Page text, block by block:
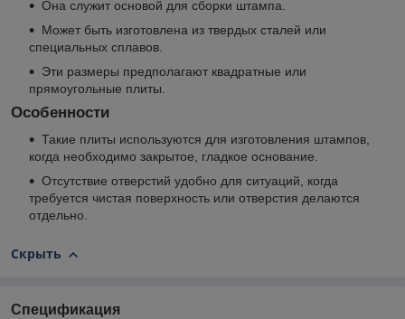
Она служит основой для сборки штампа.
Может быть изготовлена из твердых сталей или
специальных сплавов.
Эти размеры предполагают квадратные или
прямоугольные плиты.
Особенности
Такие плиты используются для изготовления штампов,
когда необходимо закрытое, гладкое основание.
Отсутствие отверстий удобно для ситуаций, когда
требуется чистая поверхность или отверстия делаются
отдельно.
Скрыть
Спецификация